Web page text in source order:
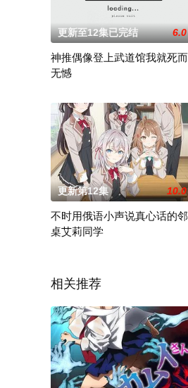
更新至12集已完结 6.0
神推偶像登上武道馆我就死而
无憾
更新第12集 10.0
不时用俄语小声说真心话的邻
桌艾莉同学
相关推荐